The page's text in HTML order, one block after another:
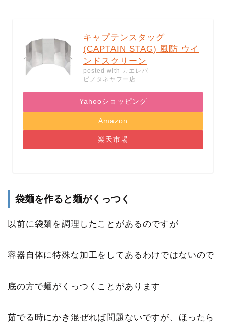
キャプテンスタッグ
(CAPTAIN STAG) 風防 ウイ
ンドスクリーン
posted with カエレバ
ビノタネヤフー店
Yahooショッピング
Amazon
楽天市場
袋麺を作ると麺がくっつく
以前に袋麺を調理したことがあるのですが
容器自体に特殊な加工をしてあるわけではないので
底の方で麺がくっつく ことがあります
茹でる時にかき混ぜれば問題ないですが、ほったら